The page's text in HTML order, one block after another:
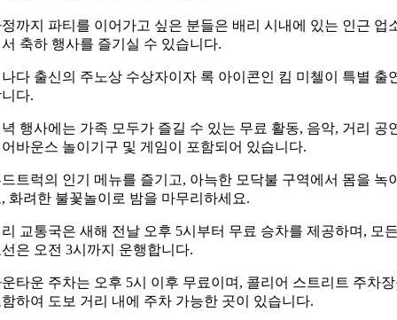
까지 파티를 이어가고 싶은 분들은 배리 시내에 있는 인근 업
축하 행사를 즐기실 수 있습니다.
다 출신의 주노상 수상자이자 록 아이콘인 킴 미첼이 특별 출
다.
행사에는 가족 모두가 즐길 수 있는 무료 활동, 음악, 거리 공
바운스 놀이기구 및 게임이 포함되어 있습니다.
트럭의 인기 메뉴를 즐기고, 아늑한 모닥불 구역에서 몸을 녹
화려한 불꽃놀이로 밤을 마무리하세요.
교통국은 새해 전날 오후 5시부터 무료 승차를 제공하며, 모
은 오전 3시까지 운행합니다.
타운 주차는 오후 5시 이후 무료이며, 콜리어 스트리트 주차
하여 도보 거리 내에 주차 가능한 곳이 있습니다.